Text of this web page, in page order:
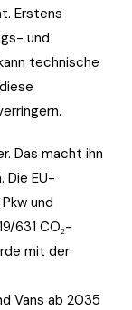
Erstens
und
technische
Das macht ihn
Die EU-
und
631 CO₂-
mit der
Vans ab 2035